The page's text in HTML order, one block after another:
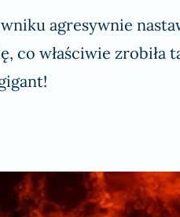
agresywnie
co właściwie zrobiła